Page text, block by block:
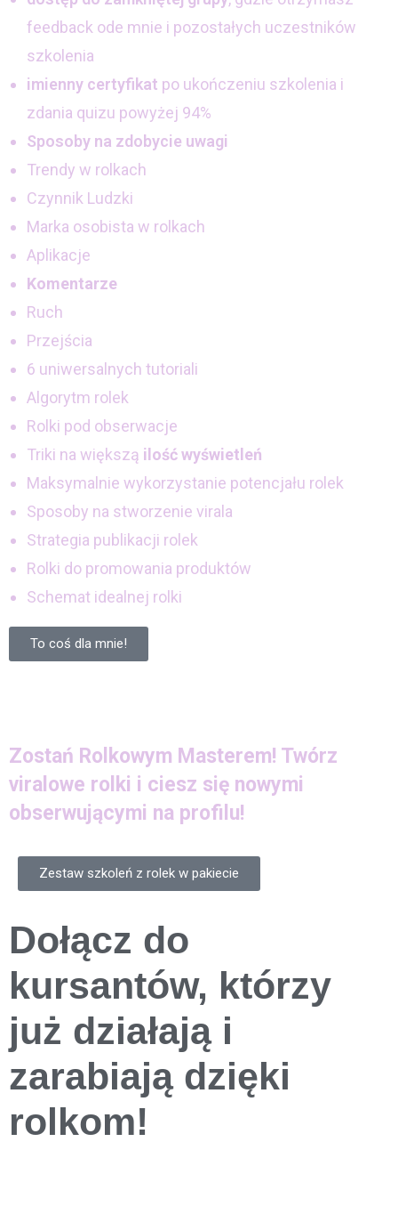
feedback ode mnie i pozostałych uczestników
szkolenia
imienny certyfikat po ukończeniu szkolenia i
zdania quizu powyżej 94%
Sposoby na zdobycie uwagi
Trendy w rolkach
Czynnik Ludzki
Marka osobista w rolkach
Aplikacje
Komentarze
Ruch
Przejścia
6 uniwersalnych tutoriali
Algorytm rolek
Rolki pod obserwacje
Triki na większą ilość wyświetleń
Maksymalnie wykorzystanie potencjału rolek
Sposoby na stworzenie virala
Strategia publikacji rolek
Rolki do promowania produktów
Schemat idealnej rolki
To coś dla mnie!
Zostań Rolkowym Masterem! Twórz
viralowe rolki i ciesz się nowymi
obserwującymi na profilu!
Zestaw szkoleń z rolek w pakiecie
Dołącz do
kursantów, którzy
już działają i
zarabiają dzięki
rolkom!